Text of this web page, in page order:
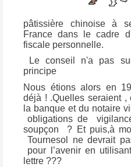
pâtissière chinoise à
France dans le cadre
fiscale personnelle.
Le conseil n'a pas
principe
Nous étions alors en
déjà ! .Quelles seraient
la banque et du notaire
obligations de
soupçon
? Et puis,à
Tournesol ne devrait
pour l’avenir en
lettre ???